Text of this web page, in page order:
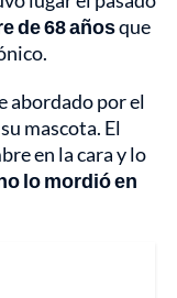
de 68 añosque
abordado por el
mascota. El
en la cara y lo
lo mordió en